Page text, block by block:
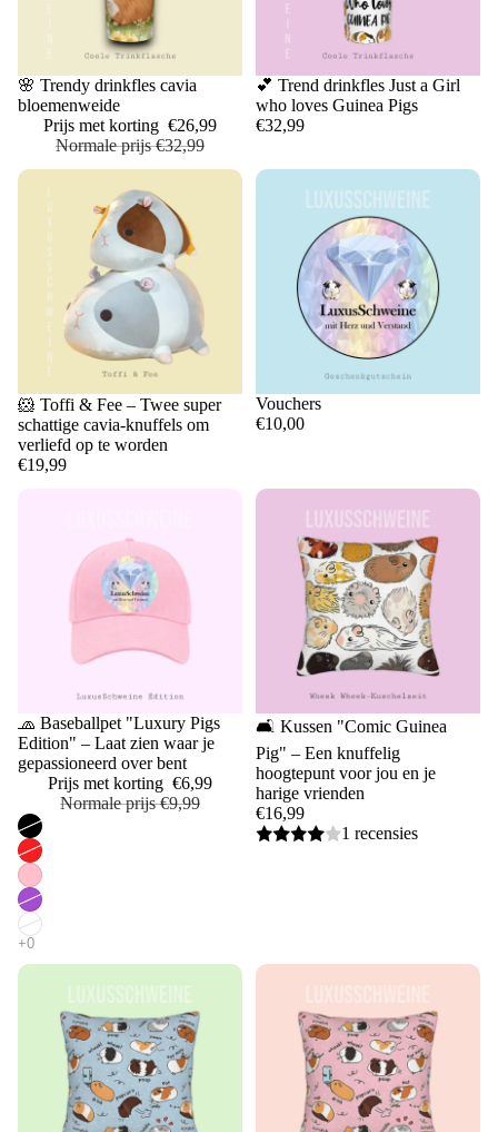
Uitverkoop
🌸 Trendy drinkfles cavia
bloemenweide
Prijs met korting €26,99
Normale prijs€32,99
💕 Trend drinkfles Just a Girl
who loves Guinea Pigs
€32,99
Uitverkocht
🐹 Toffi & Fee – Twee super
schattige cavia-knuffels om
verliefd op te worden
€19,99
Vouchers
€10,00
Uitverkoop
🧢 Baseballpet "Luxury Pigs
Edition" – Laat zien waar je
gepassioneerd over bent
Prijs met korting €6,99
Normale prijs€9,99
🛋️ Kussen "Comic Guinea
Pig" – Een knuffelig
hoogtepunt voor jou en je
harige vrienden
€16,99
1 recensies